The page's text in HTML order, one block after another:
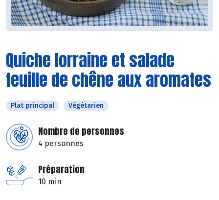
Quiche lorraine et salade
feuille de chêne aux aromates
Plat principal Végétarien
Nombre de personnes
4 personnes
Préparation
10 min